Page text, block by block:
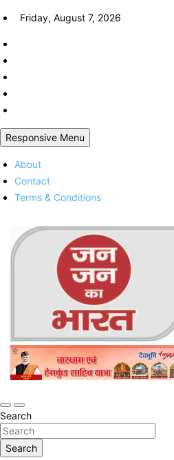
Skip
content
Friday, August 7, 2026
Responsive Menu
About
Contact
Terms & Conditions
Jan Jan Ka Bharat
Online Trending Hindi News Website
Search
Search